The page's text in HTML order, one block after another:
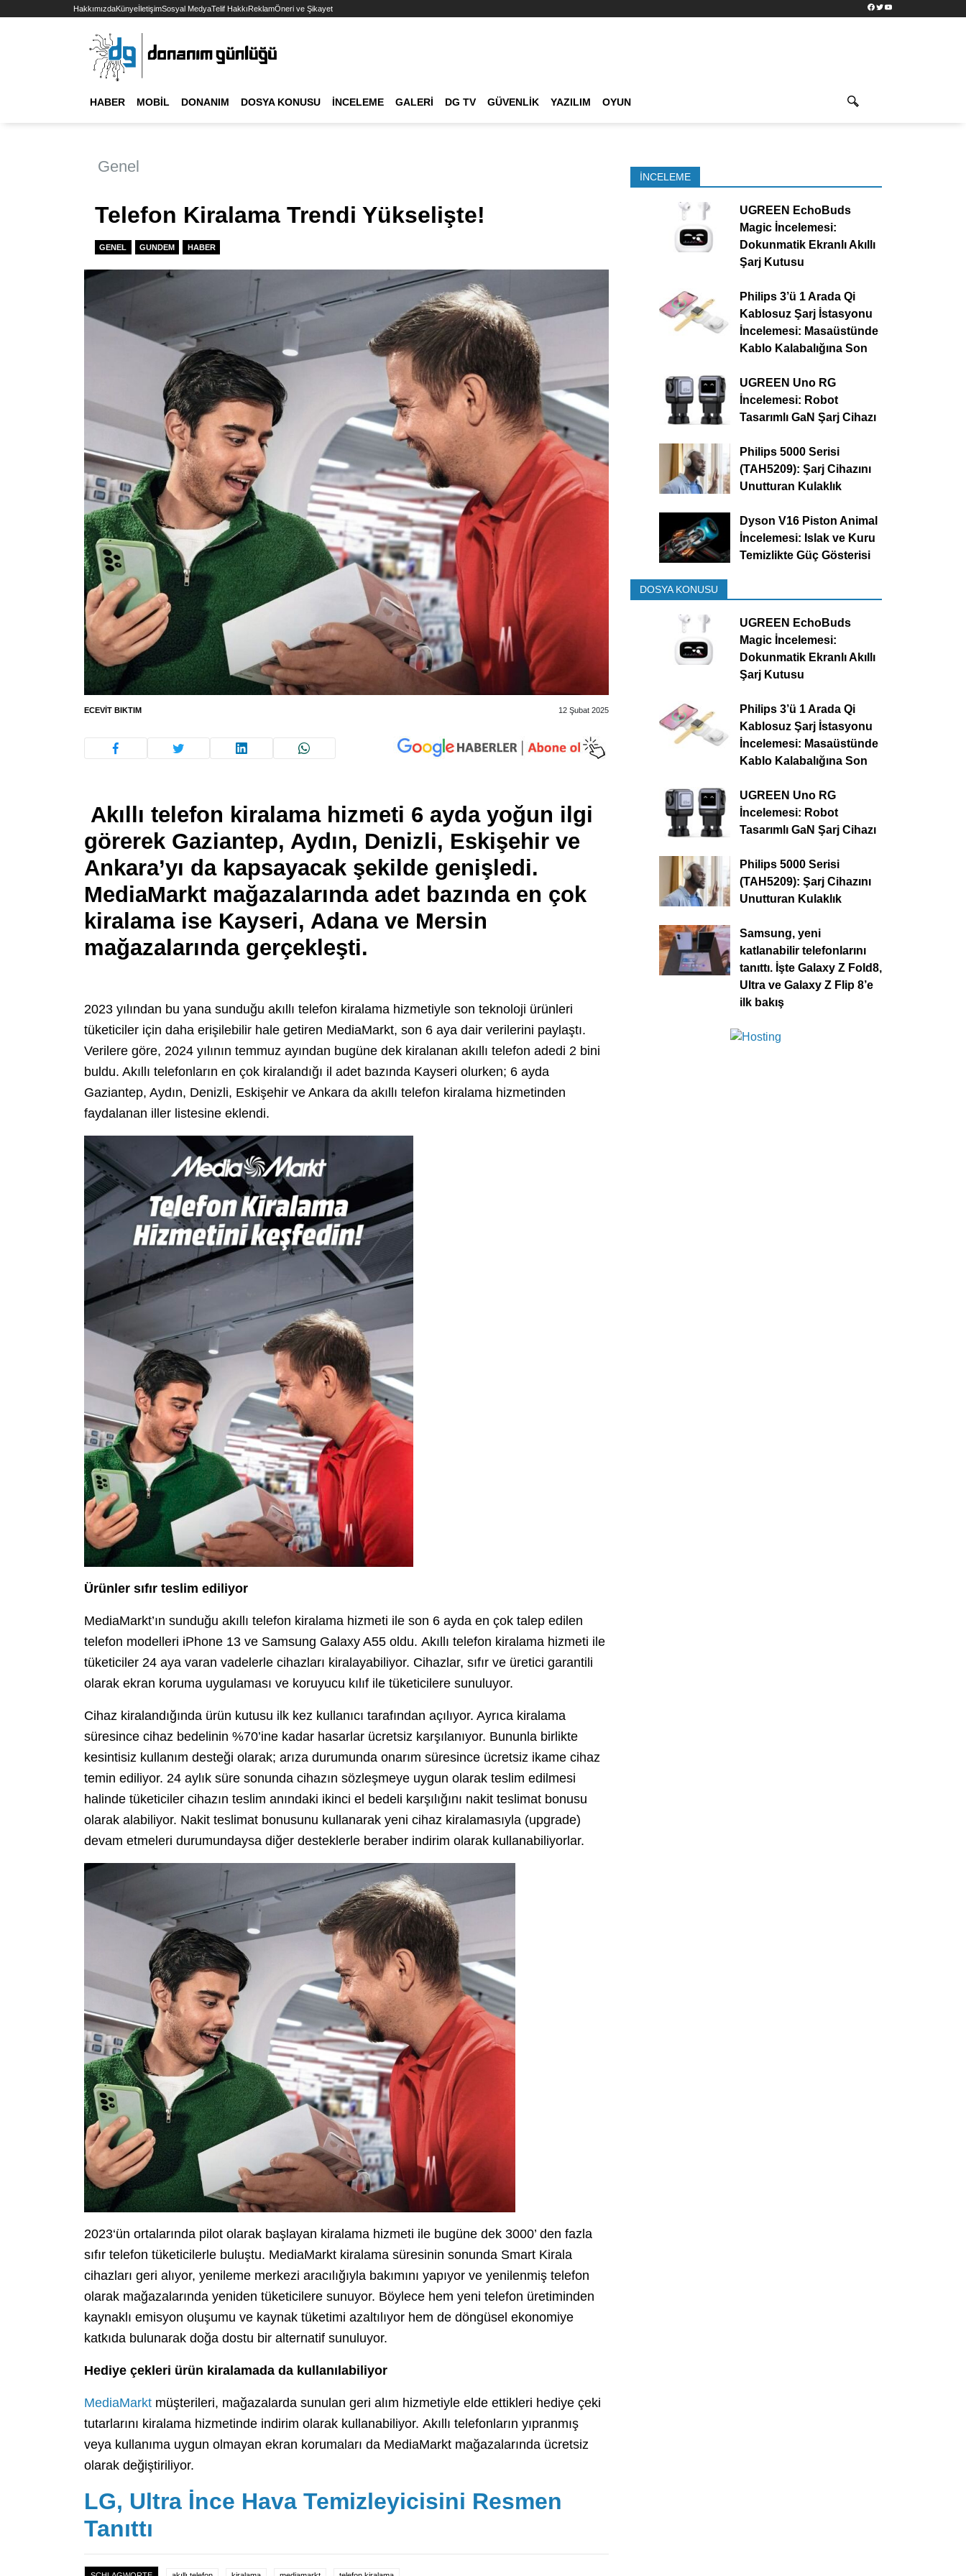
HakkımızdaKünyeİletişimSosyal MedyaTelif HakkıReklamÖneri ve Şikayet Facebook
TwitterYouTube
HABER MOBIL DONANIM DOSYA KONUSU İNCELEME GALERI DG TV GÜVENLIK YAZILIM OYUN
Genel
Telefon Kiralama Trendi Yükselişte!
GENEL GUNDEM HABER
ECEVIT BIKTIM 12 Şubat 2025
Akıllı telefon kiralama hizmeti 6 ayda yoğun ilgi
görerek Gaziantep, Aydın, Denizli, Eskişehir ve
Ankara’yı da kapsayacak şekilde genişledi.
MediaMarkt mağazalarında adet bazında en çok
kiralama ise Kayseri, Adana ve Mersin
mağazalarında gerçekleşti.
2023 yılından bu yana sunduğu akıllı telefon kiralama hizmetiyle son teknoloji ürünleri
tüketiciler için daha erişilebilir hale getiren MediaMarkt, son 6 aya dair verilerini paylaştı.
Verilere göre, 2024 yılının temmuz ayından bugüne dek kiralanan akıllı telefon adedi 2 bini
buldu. Akıllı telefonların en çok kiralandığı il adet bazında Kayseri olurken; 6 ayda
Gaziantep, Aydın, Denizli, Eskişehir ve Ankara da akıllı telefon kiralama hizmetinden
faydalanan iller listesine eklendi.
Ürünler sıfır teslim ediliyor
MediaMarkt’ın sunduğu akıllı telefon kiralama hizmeti ile son 6 ayda en çok talep edilen
telefon modelleri iPhone 13 ve Samsung Galaxy A55 oldu. Akıllı telefon kiralama hizmeti ile
tüketiciler 24 aya varan vadelerle cihazları kiralayabiliyor. Cihazlar, sıfır ve üretici garantili
olarak ekran koruma uygulaması ve koruyucu kılıf ile tüketicilere sunuluyor.
Cihaz kiralandığında ürün kutusu ilk kez kullanıcı tarafından açılıyor. Ayrıca kiralama
süresince cihaz bedelinin %70’ine kadar hasarlar ücretsiz karşılanıyor. Bununla birlikte
kesintisiz kullanım desteği olarak; arıza durumunda onarım süresince ücretsiz ikame cihaz
temin ediliyor. 24 aylık süre sonunda cihazın sözleşmeye uygun olarak teslim edilmesi
halinde tüketiciler cihazın teslim anındaki ikinci el bedeli karşılığını nakit teslimat bonusu
olarak alabiliyor. Nakit teslimat bonusunu kullanarak yeni cihaz kiralamasıyla (upgrade)
devam etmeleri durumundaysa diğer desteklerle beraber indirim olarak kullanabiliyorlar.
2023‘ün ortalarında pilot olarak başlayan kiralama hizmeti ile bugüne dek 3000’ den fazla
sıfır telefon tüketicilerle buluştu. MediaMarkt kiralama süresinin sonunda Smart Kirala
cihazları geri alıyor, yenileme merkezi aracılığıyla bakımını yapıyor ve yenilenmiş telefon
olarak mağazalarında yeniden tüketicilere sunuyor. Böylece hem yeni telefon üretiminden
kaynaklı emisyon oluşumu ve kaynak tüketimi azaltılıyor hem de döngüsel ekonomiye
katkıda bulunarak doğa dostu bir alternatif sunuluyor.
Hediye çekleri ürün kiralamada da kullanılabiliyor
MediaMarkt müşterileri, mağazalarda sunulan geri alım hizmetiyle elde ettikleri hediye çeki
tutarlarını kiralama hizmetinde indirim olarak kullanabiliyor. Akıllı telefonların yıpranmış
veya kullanıma uygun olmayan ekran korumaları da MediaMarkt mağazalarında ücretsiz
olarak değiştiriliyor.
LG, Ultra İnce Hava Temizleyicisini Resmen
Tanıttı
İNCELEME
UGREEN EchoBuds
Magic İncelemesi:
Dokunmatik Ekranlı Akıllı
Şarj Kutusu
Philips 3’ü 1 Arada Qi
Kablosuz Şarj İstasyonu
İncelemesi: Masaüstünde
Kablo Kalabalığına Son
UGREEN Uno RG
İncelemesi: Robot
Tasarımlı GaN Şarj Cihazı
Philips 5000 Serisi
(TAH5209): Şarj Cihazını
Unutturan Kulaklık
Dyson V16 Piston Animal
İncelemesi: Islak ve Kuru
Temizlikte Güç Gösterisi
DOSYA KONUSU
UGREEN EchoBuds
Magic İncelemesi:
Dokunmatik Ekranlı Akıllı
Şarj Kutusu
Philips 3’ü 1 Arada Qi
Kablosuz Şarj İstasyonu
İncelemesi: Masaüstünde
Kablo Kalabalığına Son
UGREEN Uno RG
İncelemesi: Robot
Tasarımlı GaN Şarj Cihazı
Philips 5000 Serisi
(TAH5209): Şarj Cihazını
Unutturan Kulaklık
Samsung, yeni
katlanabilir telefonlarını
tanıttı. İşte Galaxy Z Fold8,
Ultra ve Galaxy Z Flip 8’e
ilk bakış